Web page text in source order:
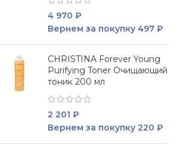
4 970 ₽
Вернем за покупку 497 ₽
CHRISTINA Forever Young
Purifying Toner Очищающий
тоник 200 мл
2 201 ₽
Вернем за покупку 220 ₽